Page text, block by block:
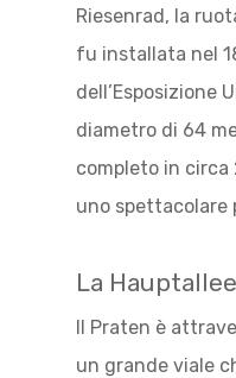
Riesenrad, la
fu installata nel
dell’Esposizione
diametro di 64
completo in
uno spettacolare
La Hauptallee
Il Praten è
un grande viale